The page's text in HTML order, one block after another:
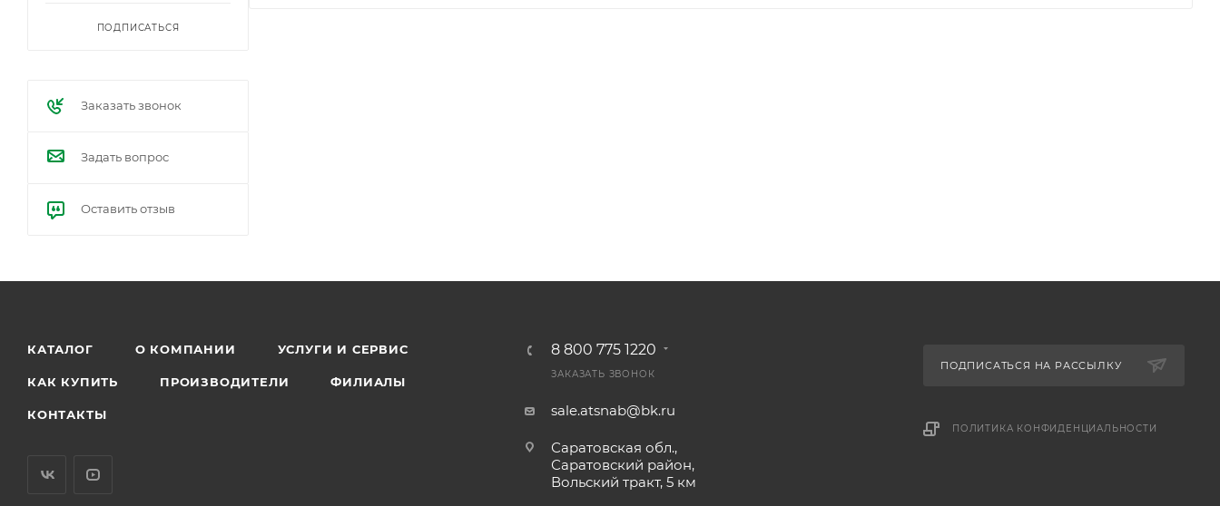
ПОДПИСАТЬСЯ
Заказать звонок
Задать вопрос
Оставить отзыв
КАТАЛОГ О КОМПАНИИ УСЛУГИ И СЕРВИС
КАК КУПИТЬ ПРОИЗВОДИТЕЛИ ФИЛИАЛЫ
КОНТАКТЫ
8 800 775 1220
ЗАКАЗАТЬ ЗВОНОК
sale.atsnab@bk.ru
Саратовская обл.,
Саратовский район,
Вольский тракт, 5 км
ПОДПИСАТЬСЯ НА РАССЫЛКУ
ПОЛИТИКА КОНФИДЕНЦИАЛЬНОСТИ